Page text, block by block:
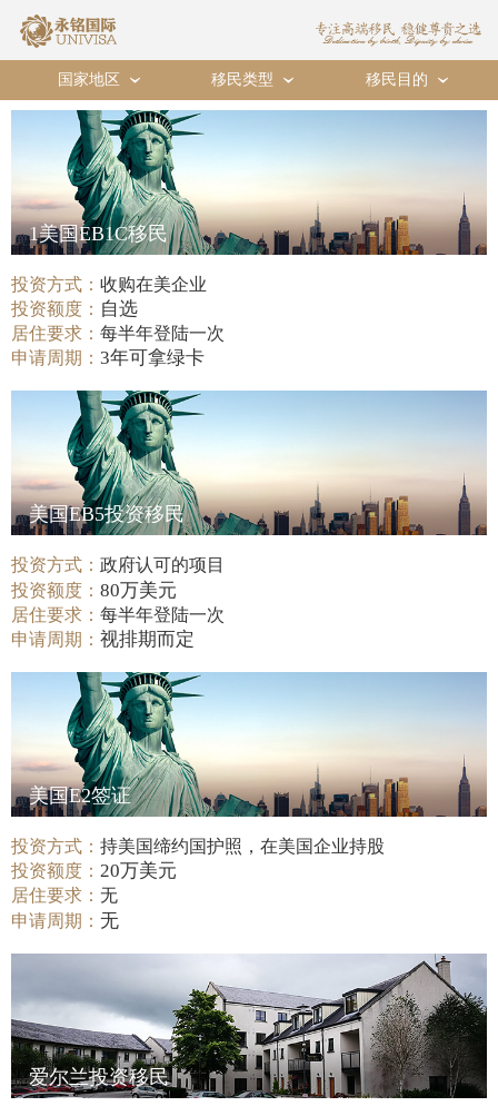
国家地区 › 移民类型 › 移民目的 ›
1美国EB1C移民
投资方式：收购在美企业
投资额度： 自选
居住要求：每半年登陆一次
申请周期：3年可拿绿卡
美国EB5投资移民
投资方式：政府认可的项目
投资额度：80万美元
居住要求：每半年登陆一次
申请周期：视排期而定
美国E2签证
投资方式：持美国缔约国护照，在美国企业持股
投资额度： 20万美元
居住要求：无
申请周期：无
爱尔兰投资移民